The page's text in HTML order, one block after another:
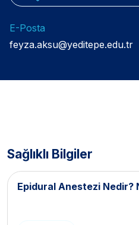
E-Posta
feyza.aksu@yeditepe.edu.tr
Sağlıklı Bilgiler
Epidural Anestezi Nedir?